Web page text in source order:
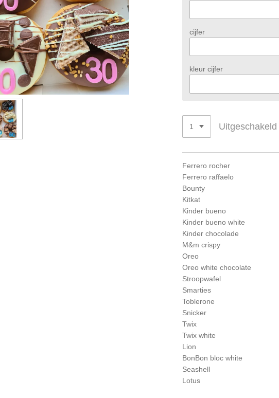
cijfer
kleur cijfer
Uitgeschakeld
Ferrero rocher
Ferrero raffaelo
Bounty
Kitkat
Kinder bueno
Kinder bueno white
Kinder chocolade
M&m crispy
Oreo
Oreo white chocolate
Stroopwafel
Smarties
Toblerone
Snicker
Twix
Twix white
Lion
BonBon bloc white
Seashell
Lotus